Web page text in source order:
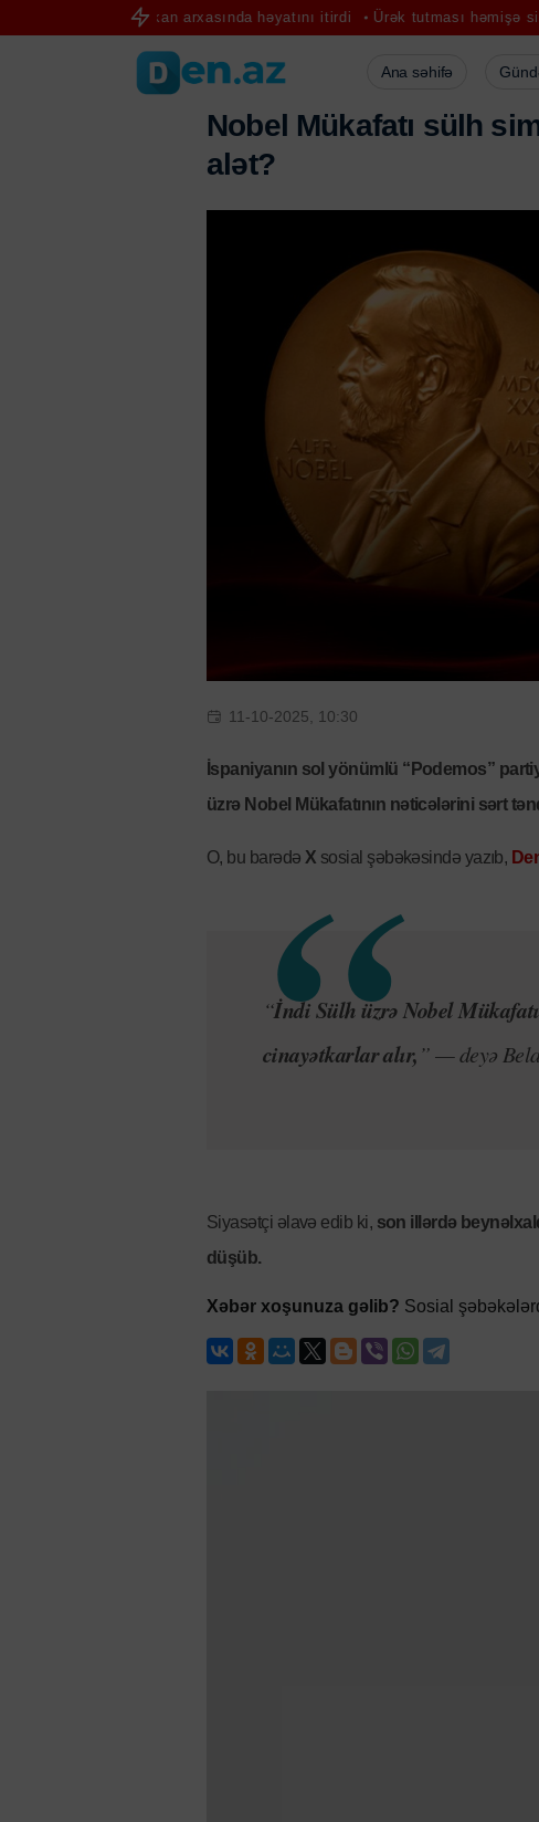
sükan arxasında həyatını itirdi Ürək tutması həmişə sinə ağrısı
Ana səhifə
Nobel Mükafatı sülh si
alət?
11-10-2025, 10:30
İspaniyanın sol yönümlü “Podemos”
üzrə Nobel Mükafatının nəticələrini sərt
O, bu barədə X sosial şəbəkəsində yazıb,
“İndi Sülh üzrə Nobel
cinayətkarlar alır, ” — deyə
Siyasətçi əlavə edib ki, son illərdə
düşüb.
Xəbər xoşunuza gəlib? Sosial